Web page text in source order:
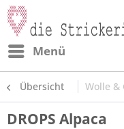
Menü
Übersicht Wolle &
DROPS Alpaca